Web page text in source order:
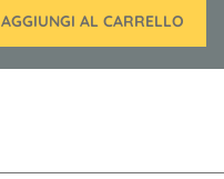
AGGIUNGI AL CARRELLO